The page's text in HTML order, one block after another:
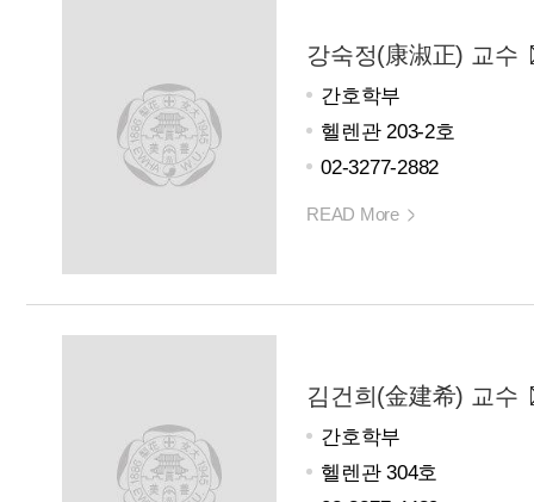
강숙정(康淑正) 교수
간호학부
헬렌관 203-2호
02-3277-2882
READ More
김건희(金建希) 교수
간호학부
헬렌관 304호